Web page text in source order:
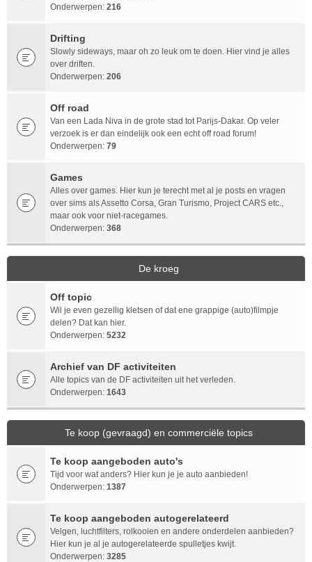
Onderwerpen: 216
Drifting
Slowly sideways, maar oh zo leuk om te doen. Hier vind je alles
over driften.
Onderwerpen: 206
Off road
Van een Lada Niva in de grote stad tot Parijs-Dakar. Op veler
verzoek is er dan eindelijk ook een echt off road forum!
Onderwerpen: 79
Games
Alles over games. Hier kun je terecht met al je posts en vragen
over sims als Assetto Corsa, Gran Turismo, Project CARS etc.,
maar ook voor niet-racegames.
Onderwerpen: 368
De kroeg
Off topic
Wil je even gezellig kletsen of dat ene grappige (auto)filmpje
delen? Dat kan hier.
Onderwerpen: 5232
Archief van DF activiteiten
Alle topics van de DF activiteiten uit het verleden.
Onderwerpen: 1643
Te koop (gevraagd) en commerciële topics
Te koop aangeboden auto's
Tijd voor wat anders? Hier kun je je auto aanbieden!
Onderwerpen: 1387
Te koop aangeboden autogerelateerd
Velgen, luchtfilters, rolkooien en andere onderdelen aanbieden?
Hier kun je al je autogerelateerde spulletjes kwijt.
Onderwerpen: 3285